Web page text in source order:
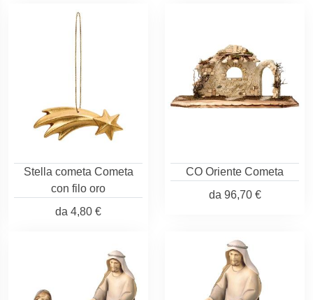
Stella cometa Cometa
con filo oro
da 4,80 €
CO Oriente Cometa
da 96,70 €